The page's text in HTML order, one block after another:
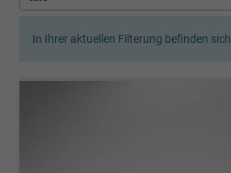
In Ihrer aktuellen Filterung befinden sich